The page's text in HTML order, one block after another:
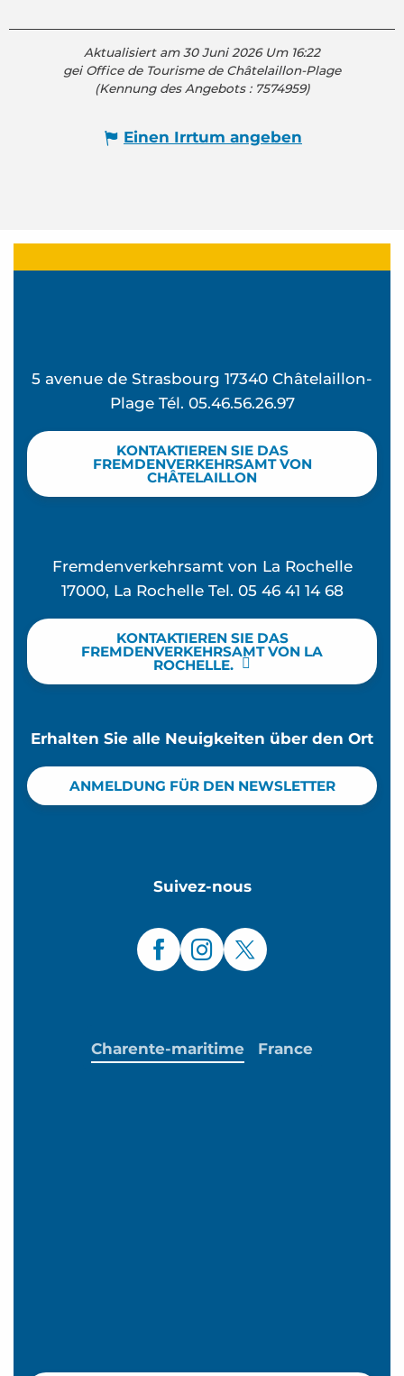
Aktualisiert am 30 Juni 2026 Um 16:22
gei Office de Tourisme de Châtelaillon-Plage
(Kennung des Angebots : 7574959)
Einen Irrtum angeben
5 avenue de Strasbourg 17340 Châtelaillon-
Plage Tél. 05.46.56.26.97
KONTAKTIEREN SIE DAS
FREMDENVERKEHRSAMT VON
CHÂTELAILLON
Fremdenverkehrsamt von La Rochelle
17000, La Rochelle Tel. 05 46 41 14 68
KONTAKTIEREN SIE DAS
FREMDENVERKEHRSAMT VON LA
ROCHELLE.
Erhalten Sie alle Neuigkeiten über den Ort
ANMELDUNG FÜR DEN NEWSLETTER
Suivez-nous
Charente-maritime France